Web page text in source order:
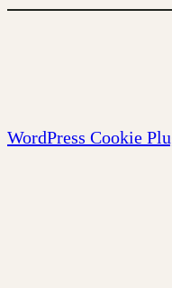
WordPress Cookie